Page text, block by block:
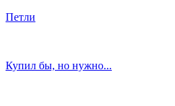
Петли
Купил бы, но нужно...